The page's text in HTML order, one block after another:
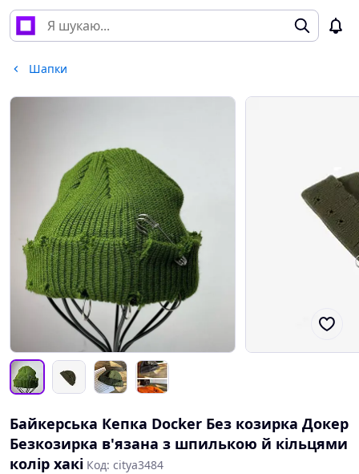
Шапки
Байкерська Кепка Docker Без козирка Докер
Безкозирка в'язана з шпилькою й кільцями
колір хакі Код: citya3484